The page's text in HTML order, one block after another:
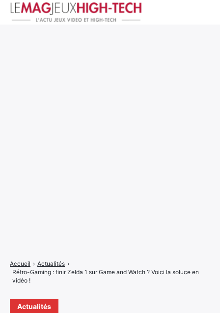
Actualités
Accueil › Actualités ›
Rétro-Gaming : finir Zelda 1 sur Game and Watch ? Voici la soluce en
vidéo !